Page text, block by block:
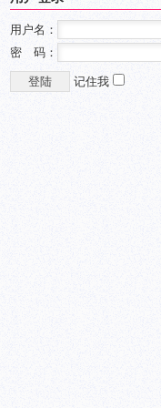
用户名：
密 码：
记住我